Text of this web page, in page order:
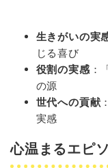
生きがいの実
じる喜び
役割の実感：
の源
世代への貢献
実感
心温まるエピ